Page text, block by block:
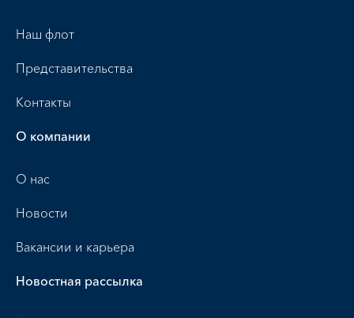
Наш флот
Представительства
Контакты
О компании
О нас
Новости
Вакансии и карьера
Новостная рассылка